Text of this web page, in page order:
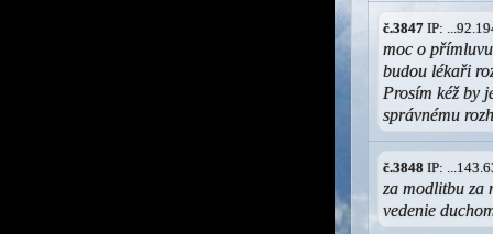
č.3847 IP:
moc o
budou lékaři
Prosím kéž by
správnému
č.3848 IP:
za modlitbu za
vedenie